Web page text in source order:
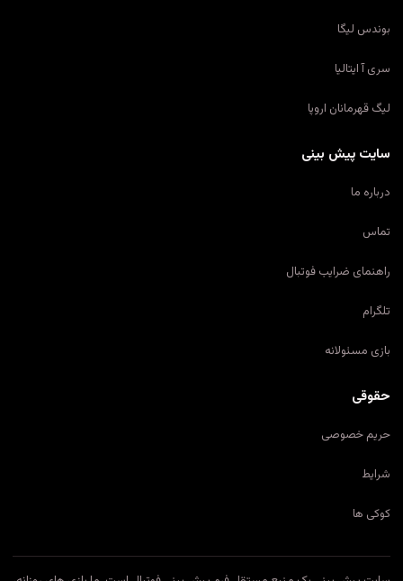
بوندس لیگا
سری آ ایتالیا
لیگ قهرمانان اروپا
سایت پیش بینی
درباره ما
تماس
راهنمای ضرایب فوتبال
تلگرام
بازی مسئولانه
حقوقی
حریم خصوصی
شرایط
کوکی ها